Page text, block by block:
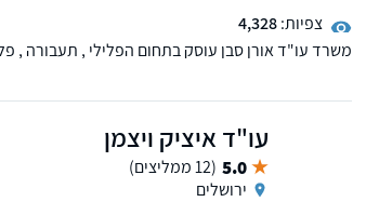
צפיות:4,328
משרד עו"ד אורן סבן עוסק בתחום הפלילי , תעבורה ,
עו"ד איציק ויצמן
5.0 (12 ממליצים)
ירושלים